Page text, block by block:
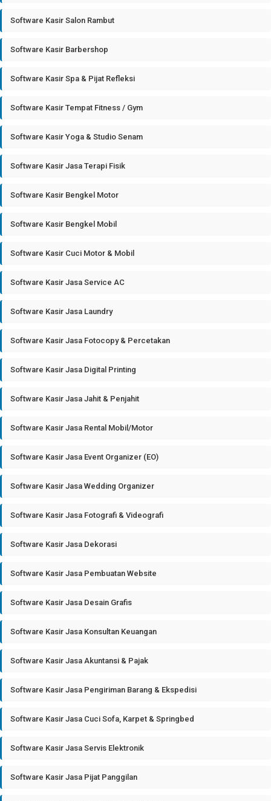
Software Kasir Salon Rambut
Software Kasir Barbershop
Software Kasir Spa & Pijat Refleksi
Software Kasir Tempat Fitness / Gym
Software Kasir Yoga & Studio Senam
Software Kasir Jasa Terapi Fisik
Software Kasir Bengkel Motor
Software Kasir Bengkel Mobil
Software Kasir Cuci Motor & Mobil
Software Kasir Jasa Service AC
Software Kasir Jasa Laundry
Software Kasir Jasa Fotocopy & Percetakan
Software Kasir Jasa Digital Printing
Software Kasir Jasa Jahit & Penjahit
Software Kasir Jasa Rental Mobil/Motor
Software Kasir Jasa Event Organizer (EO)
Software Kasir Jasa Wedding Organizer
Software Kasir Jasa Fotografi & Videografi
Software Kasir Jasa Dekorasi
Software Kasir Jasa Pembuatan Website
Software Kasir Jasa Desain Grafis
Software Kasir Jasa Konsultan Keuangan
Software Kasir Jasa Akuntansi & Pajak
Software Kasir Jasa Pengiriman Barang & Ekspedisi
Software Kasir Jasa Cuci Sofa, Karpet & Springbed
Software Kasir Jasa Servis Elektronik
Software Kasir Jasa Pijat Panggilan